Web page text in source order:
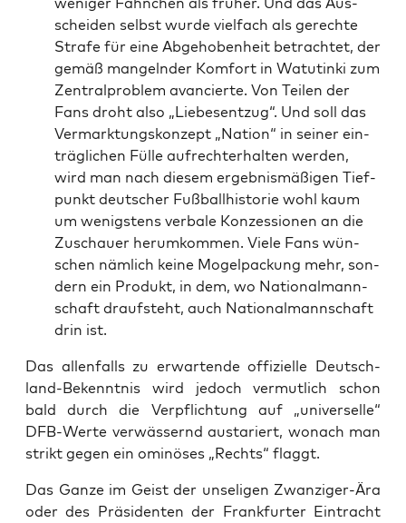
schei­den selbst wur­de viel­fach als gerech­te
Stra­fe für eine Abge­ho­ben­heit betrach­tet, der
gemäß man­geln­der Kom­fort in Watu­tin­ki zum
Zen­tral­pro­blem avan­cier­te. Von Tei­len der
Fans droht also „Lie­bes­ent­zug“. Und soll das
Ver­mark­tungs­kon­zept „Nati­on“ in sei­ner ein­
träg­li­chen Fül­le auf­recht­erhal­ten wer­den,
wird man nach die­sem ergeb­nis­mä­ßi­gen Tief­
punkt deut­scher Fuß­ball­his­to­rie wohl kaum
um wenigs­tens ver­ba­le Kon­zes­sio­nen an die
Zuschau­er her­um­kom­men. Vie­le Fans wün­
schen näm­lich kei­ne Mogel­pa­ckung mehr, son­
dern ein Pro­dukt, in dem, wo Natio­nal­mann­
schaft drauf­steht, auch Natio­nal­mann­schaft
drin ist.
Das allen­falls zu erwar­ten­de offi­zi­el­le Deutsch­
land-Bekennt­nis wird jedoch ver­mut­lich schon
bald durch die Ver­pflich­tung auf „uni­ver­sel­le“
DFB-Wer­te ver­wäs­sernd aus­ta­riert, wonach man
strikt gegen ein omi­nö­ses „Rechts“ flaggt.
Das Gan­ze im Geist der unse­li­gen Zwan­zi­ger-Ära
oder des Prä­si­den­ten der Frank­fur­ter Ein­tracht